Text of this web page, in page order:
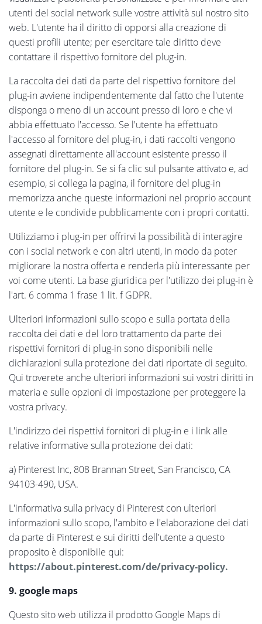
utenti del social network sulle vostre attività sul nostro sito
web. L'utente ha il diritto di opporsi alla creazione di
questi profili utente; per esercitare tale diritto deve
contattare il rispettivo fornitore del plug-in.
La raccolta dei dati da parte del rispettivo fornitore del
plug-in avviene indipendentemente dal fatto che l'utente
disponga o meno di un account presso di loro e che vi
abbia effettuato l'accesso. Se l'utente ha effettuato
l'accesso al fornitore del plug-in, i dati raccolti vengono
assegnati direttamente all'account esistente presso il
fornitore del plug-in. Se si fa clic sul pulsante attivato e, ad
esempio, si collega la pagina, il fornitore del plug-in
memorizza anche queste informazioni nel proprio account
utente e le condivide pubblicamente con i propri contatti.
Utilizziamo i plug-in per offrirvi la possibilità di interagire
con i social network e con altri utenti, in modo da poter
migliorare la nostra offerta e renderla più interessante per
voi come utenti. La base giuridica per l'utilizzo dei plug-in è
l'art. 6 comma 1 frase 1 lit. f GDPR.
Ulteriori informazioni sullo scopo e sulla portata della
raccolta dei dati e del loro trattamento da parte dei
rispettivi fornitori di plug-in sono disponibili nelle
dichiarazioni sulla protezione dei dati riportate di seguito.
Qui troverete anche ulteriori informazioni sui vostri diritti in
materia e sulle opzioni di impostazione per proteggere la
vostra privacy.
L'indirizzo dei rispettivi fornitori di plug-in e i link alle
relative informative sulla protezione dei dati:
a) Pinterest Inc, 808 Brannan Street, San Francisco, CA
94103-490, USA.
L'informativa sulla privacy di Pinterest con ulteriori
informazioni sullo scopo, l'ambito e l'elaborazione dei dati
da parte di Pinterest e sui diritti dell'utente a questo
proposito è disponibile qui:
https://about.pinterest.com/de/privacy-policy.
9. google maps
Questo sito web utilizza il prodotto Google Maps di